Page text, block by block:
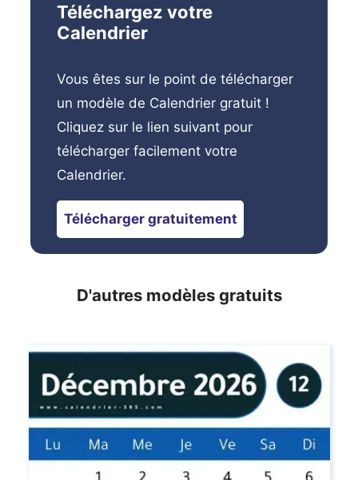
Téléchargez votre
Calendrier
Vous êtes sur le point de télécharger
un modèle de Calendrier gratuit !
Cliquez sur le lien suivant pour
télécharger facilement votre
Calendrier.
Télécharger gratuitement
D'autres modèles gratuits